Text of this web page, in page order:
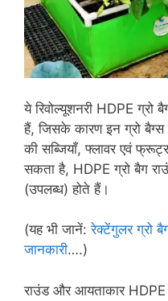
ये रिवोल्यूशनरी HDPE ग्रो
हैं, जिसके कारण इन ग्रो
की सब्जियाँ, फ्लावर एवं
सकता है, HDPE ग्रो बैग
(उपलब्ध) होते हैं।
(यह भी जानें:रेक्टेंगुलर ग्रो
जानकारी….)
राउंड और आयताकार HDPE